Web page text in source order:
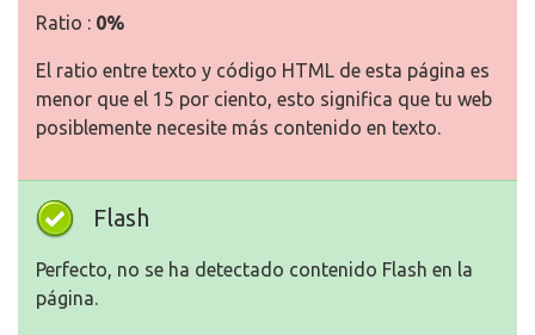
Ratio : 0%
El ratio entre texto y código HTML de esta página es
menor que el 15 por ciento, esto significa que tu web
posiblemente necesite más contenido en texto.
Flash
Perfecto, no se ha detectado contenido Flash en la
página.